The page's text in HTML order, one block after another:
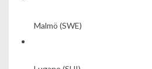
Malmö (SWE)